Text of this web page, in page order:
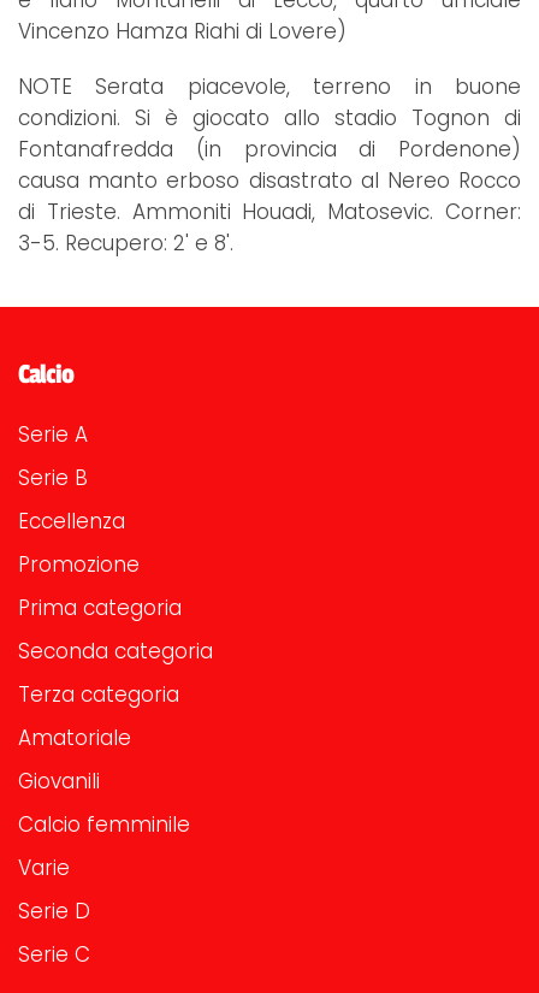
Vincenzo Hamza Riahi di Lovere)
NOTE Serata piacevole, terreno in buone
condizioni. Si è giocato allo stadio Tognon di
Fontanafredda (in provincia di Pordenone)
causa manto erboso disastrato al Nereo Rocco
di Trieste. Ammoniti Houadi, Matosevic. Corner:
3-5. Recupero: 2' e 8'.
Calcio
Serie A
Serie B
Eccellenza
Promozione
Prima categoria
Seconda categoria
Terza categoria
Amatoriale
Giovanili
Calcio femminile
Varie
Serie D
Serie C